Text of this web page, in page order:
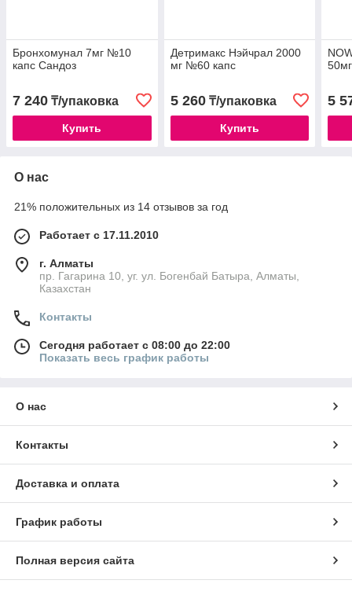
Бронхомунал 7мг №10
капс Сандоз
7 240 ₸/упаковка
Купить
Детримакс Нэйчрал 2000
мг №60 капс
5 260₸/упаковка
Купить
5
О нас
21% положительных из 14 отзывов за год
Работает с 17.11.2010
г. Алматы
пр. Гагарина 10, уг. ул. Богенбай Батыра, Алматы,
Казахстан
Контакты
Сегодня работает с 08:00 до 22:00
Показать весь график работы
О нас
Контакты
Доставка и оплата
График работы
Полная версия сайта